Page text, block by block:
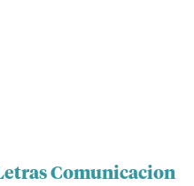
Comunicacion